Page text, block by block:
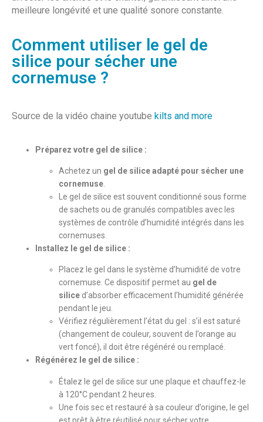
meilleure longévité et une qualité sonore constante.
Comment utiliser le gel de
silice pour sécher une
cornemuse ?
Source de la vidéo chaine youtube kilts and more
Préparez votre gel de silice :
Achetez un gel de silice adapté pour sécher une
cornemuse
Le gel de silice est souvent conditionné sous forme
de sachets ou de granulés compatibles avec les
systèmes de contrôle d’humidité intégrés dans les
cornemuses.
Installez le gel de silice :
Placez le gel dans le système d’humidité de votre
cornemuse. Ce dispositif permet au gel de
silice d’absorber efficacement l’humidité générée
pendant le jeu.
Vérifiez régulièrement l’état du gel : s’il est saturé
(changement de couleur, souvent de l’orange au
vert foncé), il doit être régénéré ou remplacé.
Régénérez le gel de silice :
Étalez le gel de silice sur une plaque et chauffez-le
à 120°C pendant 2 heures.
Une fois sec et restauré à sa couleur d’origine, le gel
est prêt à être réutilisé pour sécher votre